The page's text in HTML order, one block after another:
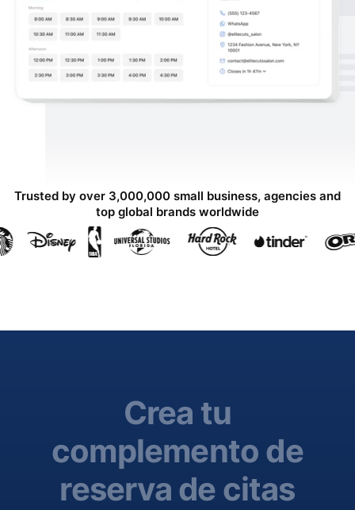
Trusted by over 3,000,000 small business, agencies and
top global brands worldwide
Crea tu
complemento de
reserva de citas